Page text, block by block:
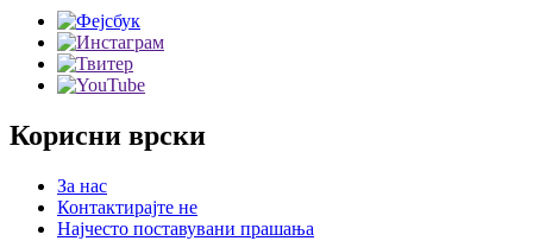
Корисни врски
За нас
Контактирајте не
Најчесто поставувани прашања